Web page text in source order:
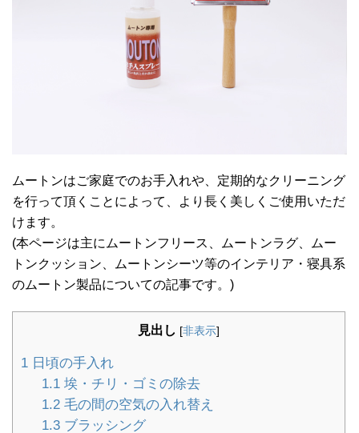
ムートンはご家庭でのお手入れや、定期的なクリーニング
を行って頂くことによって、より長く美しくご使用いただ
けます。
(本ページは主にムートンフリース、ムートンラグ、ムー
トンクッション、ムートンシーツ等のインテリア・寝具系
のムートン製品についての記事です。)
見出し [非表示]
1 日頃の手入れ
1.1埃・チリ・ゴミの除去
1.2毛の間の空気の入れ替え
1.3ブラッシング